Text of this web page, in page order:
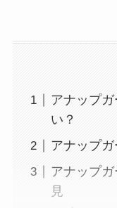
アナップ
い？
アナップ
アナップ
見